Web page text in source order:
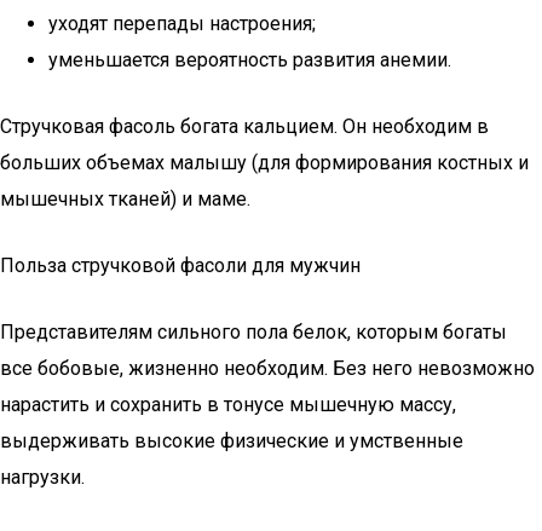
уходят перепады настроения;
уменьшается вероятность развития анемии.
Стручковая фасоль богата кальцием. Он необходим в
больших объемах малышу (для формирования костных и
мышечных тканей) и маме.
Польза стручковой фасоли для мужчин
Представителям сильного пола белок, которым богаты
все бобовые, жизненно необходим. Без него невозможно
нарастить и сохранить в тонусе мышечную массу,
выдерживать высокие физические и умственные
нагрузки.